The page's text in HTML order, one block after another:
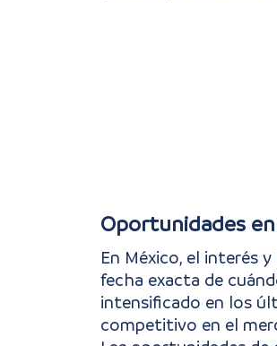
Oportunidades
En México, el interés
fecha exacta de
intensificado en los
competitivo en el